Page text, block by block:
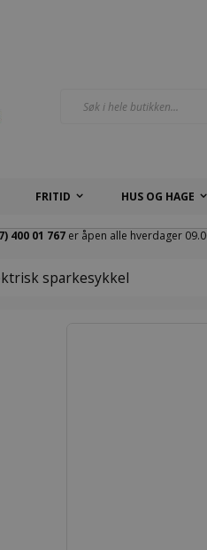
FRITID HUS OG HAGE
400 01 767 er åpen alle hverdager
sparkesykkel